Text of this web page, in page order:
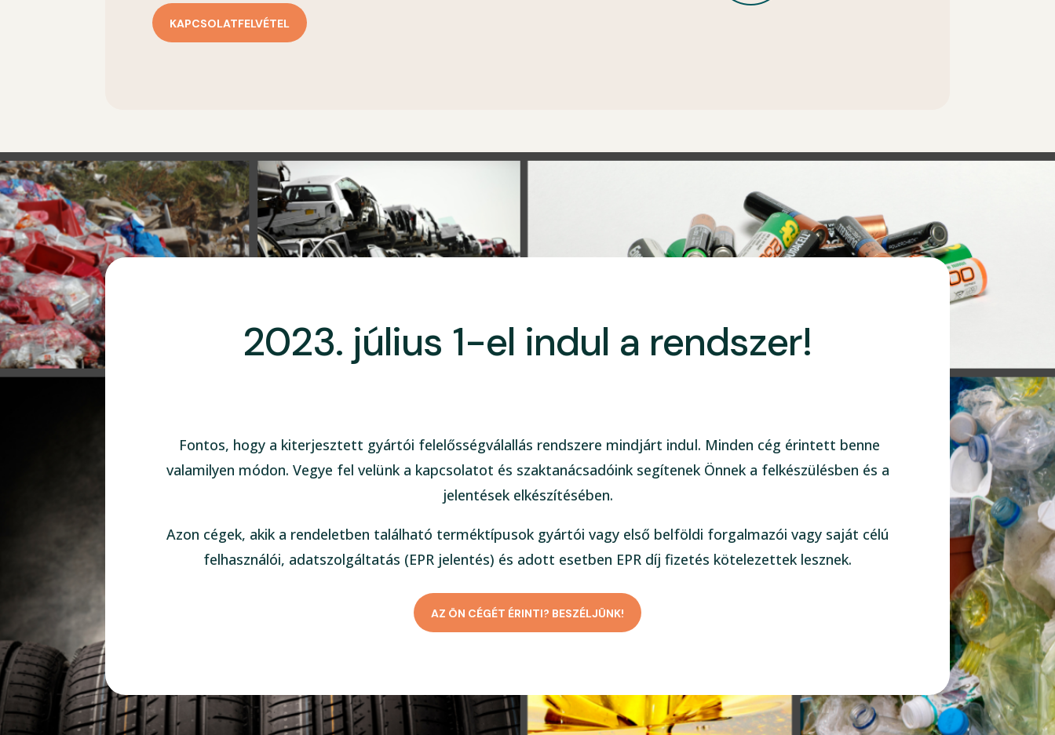
KAPCSOLATFELVÉTEL
2023. július 1-el indul a rendszer!
Fontos, hogy a kiterjesztett gyártói felelősségválallás rendszere mindjárt indul. Minden cég érintett benne
valamilyen módon. Vegye fel velünk a kapcsolatot és szaktanácsadóink segítenek Önnek a felkészülésben és a
jelentések elkészítésében.
Azon cégek, akik a rendeletben található terméktípusok gyártói vagy első belföldi forgalmazói vagy saját célú
felhasználói, adatszolgáltatás (EPR jelentés) és adott esetben EPR díj fizetés kötelezettek lesznek.
AZ ÖN CÉGÉT ÉRINTI? BESZÉLJÜNK!